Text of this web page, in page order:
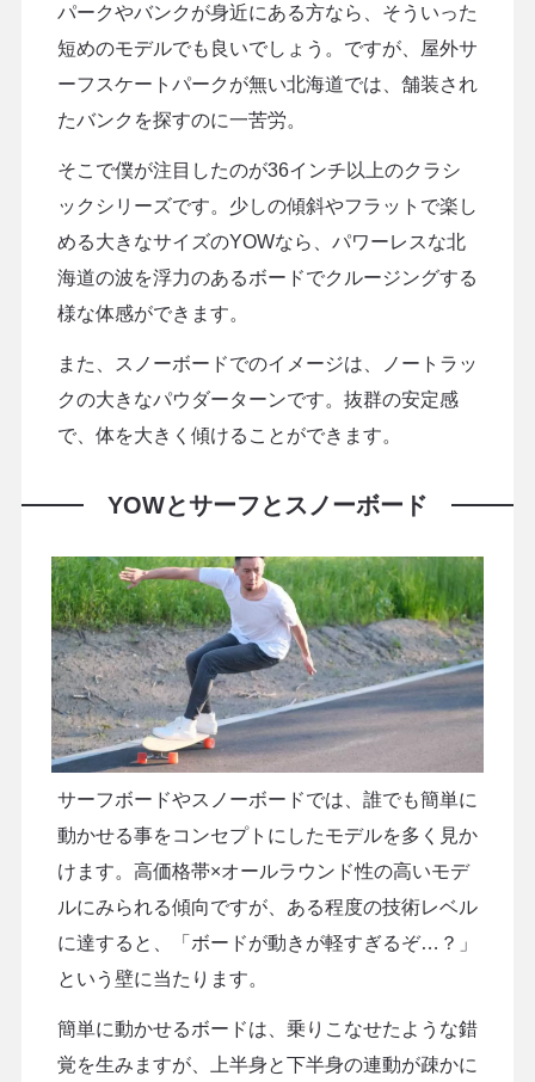
パークやバンクが身近にある方なら、そういった
短めのモデルでも良いでしょう。ですが、屋外サ
ーフスケートパークが無い北海道では、舗装され
たバンクを探すのに一苦労。
そこで僕が注目したのが36インチ以上のクラシ
ックシリーズです。少しの傾斜やフラットで楽し
める大きなサイズのYOWなら、パワーレスな北
海道の波を浮力のあるボードでクルージングする
様な体感ができます。
また、スノーボードでのイメージは、ノートラッ
クの大きなパウダーターンです。抜群の安定感
で、体を大きく傾けることができます。
YOWとサーフとスノーボード
サーフボードやスノーボードでは、誰でも簡単に
動かせる事をコンセプトにしたモデルを多く見か
けます。高価格帯×オールラウンド性の高いモデ
ルにみられる傾向ですが、ある程度の技術レベル
に達すると、「ボードが動きが軽すぎるぞ…？」
という壁に当たります。
簡単に動かせるボードは、乗りこなせたような錯
覚を生みますが、上半身と下半身の連動が疎かに